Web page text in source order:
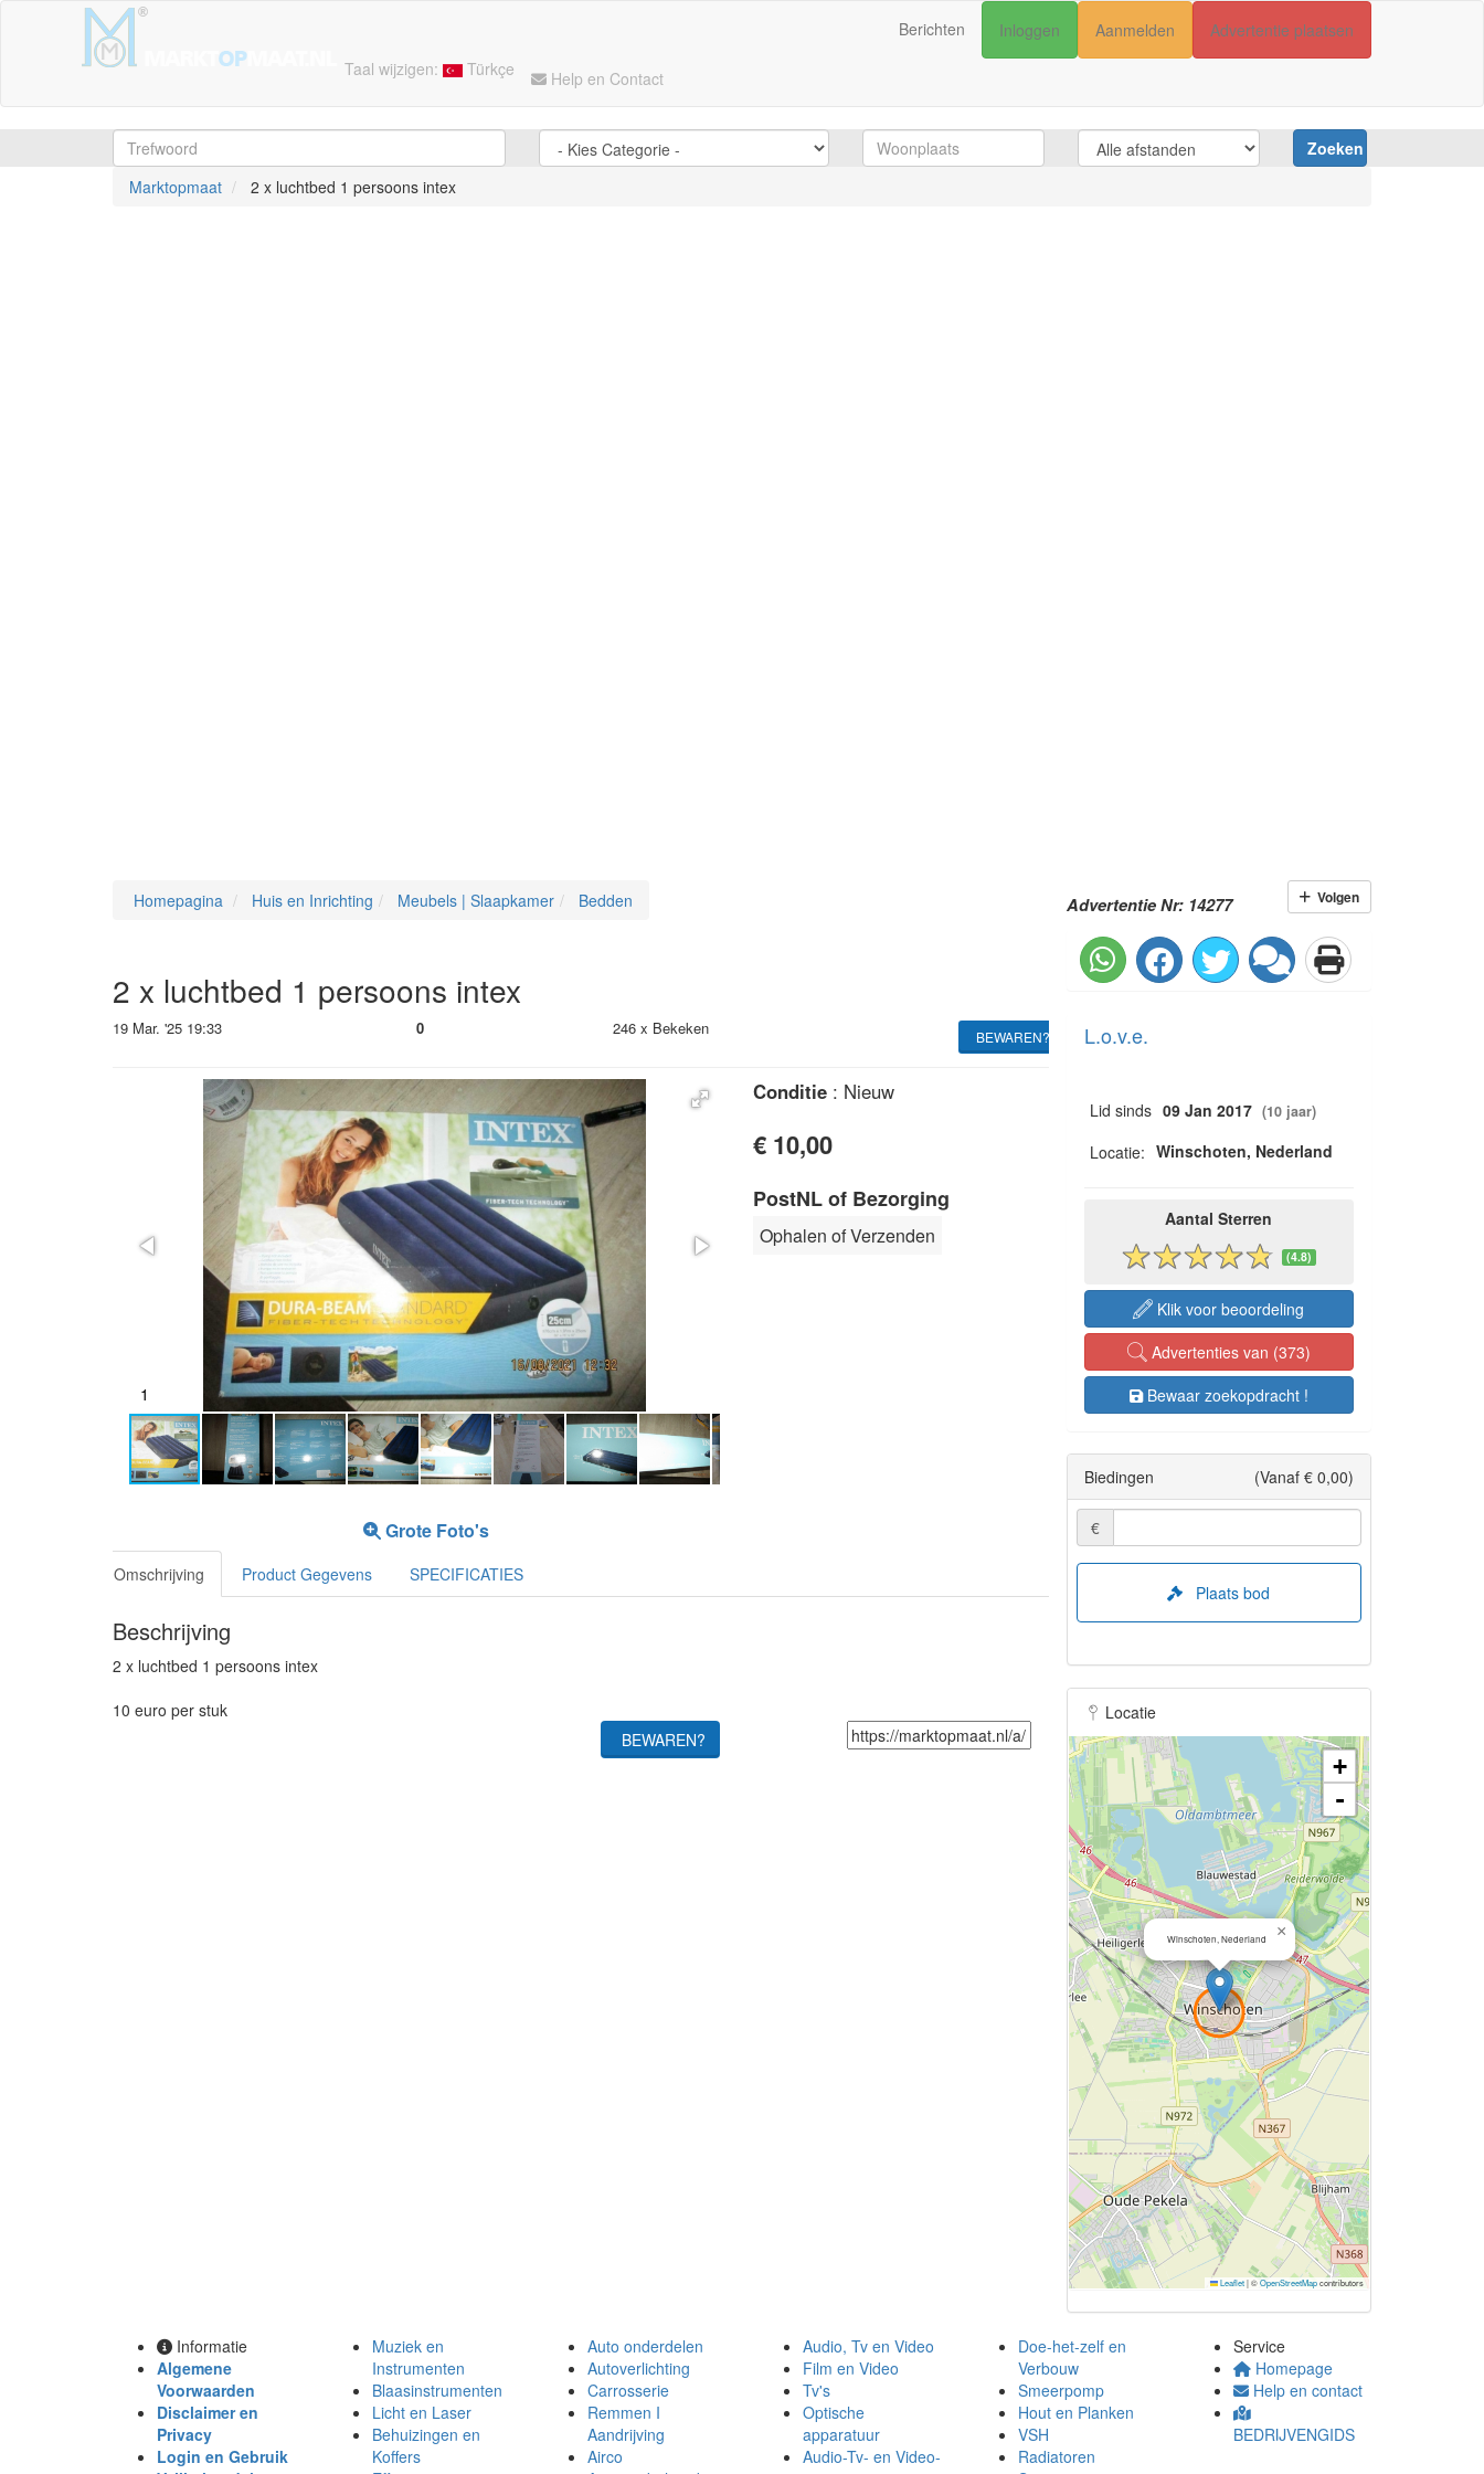
Taal wijzigen: Türkçe Help en Contact
Berichten Inloggen Aanmelden Advertentie plaatsen
Zoeken
Marktopmaat
2 x luchtbed 1 persoons intex
Homepagina Huis en Inrichting Meubels | Slaapkamer Bedden
2 x luchtbed 1 persoons intex
19 Mar. '25 19:33 0 246 x Bekeken BEWAREN?
12
Grote Foto's
Conditie: Nieuw
€ 10,00
PostNL of Bezorging
Ophalen of Verzenden
Omschrijving Product Gegevens SPECIFICATIES
Beschrijving
2 x luchtbed 1 persoons intex
10 euro per stuk
BEWAREN?
Advertentie Nr: 14277 Volgen
L.o.v.e.
Lid sinds 09 Jan 2017 (10 jaar)
Locatie: Winschoten, Nederland
Aantal Sterren
(4.8)
Klik voor beoordeling
Advertenties van (373)
Bewaar zoekopdracht !
Biedingen (Vanaf € 0,00)
€
Plaats bod
Locatie
Winschoten, Nederland ×
+
-
Leaflet|©OpenStreetMapcontributors
Informatie
Algemene
Voorwaarden
Disclaimer en
Privacy
Login en Gebruik
Muziek en
Instrumenten
Blaasinstrumenten
Licht en Laser
Behuizingen en
Koffers
Auto onderdelen
Autoverlichting
Carrosserie
Remmen I
Aandrijving
Airco
Audio, Tv en Video
Film en Video
Tv's
Optische
apparatuur
Audio-Tv- en Video-
Doe-het-zelf en
Verbouw
Smeerpomp
Hout en Planken
VSH
Radiatoren
Service
Homepage
Help en contact
BEDRIJVENGIDS